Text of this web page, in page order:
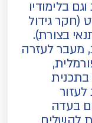
בלימודיו
(חקר גידול
בצורת).
מעבר לעזרה
בעדה